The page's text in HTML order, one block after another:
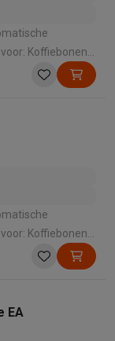
melkbereiding:
melkbereiding:
EA